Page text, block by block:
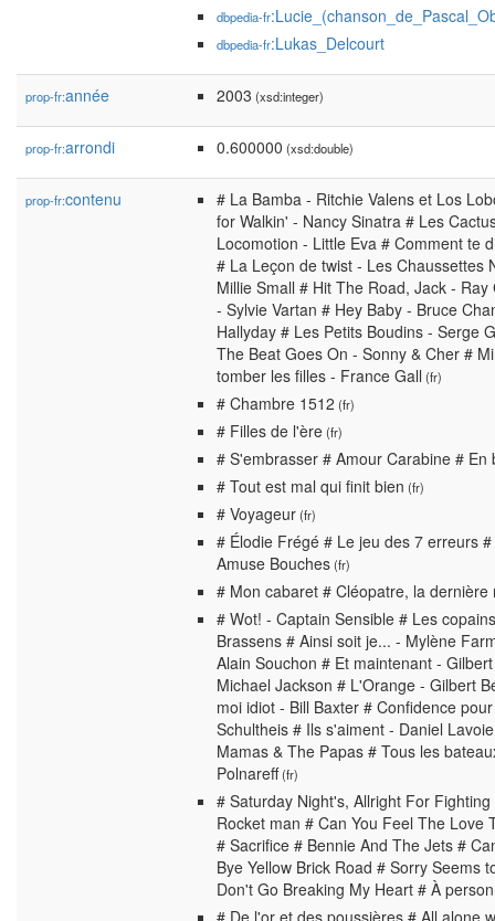
dbpedia-fr
dbpedia-fr:Lukas_Delcourt
prop-fr:année 2003 (xsd:integer)
prop-fr:arrondi 0.600000 (xsd:double)
prop-fr:contenu
# La Bamba - Ritchie Valens et Los
for Walkin' - Nancy Sinatra # Les
Locomotion - Little Eva # Comment te
# La Leçon de twist - Les Chaussettes
Millie Small # Hit The Road, Jack -
- Sylvie Vartan # Hey Baby - Bruce
Hallyday # Les Petits Boudins - Serge
The Beat Goes On - Sonny & Cher #
tomber les filles - France Gall (fr)
# Chambre 1512 (fr)
# Filles de l'ère(fr)
# S'embrasser # Amour Carabine # En
# Tout est mal qui finit bien (fr)
# Voyageur(fr)
# Élodie Frégé # Le jeu des 7 erreurs
Amuse Bouches(fr)
# Mon cabaret # Cléopatre, la dernière
# Wot! - Captain Sensible # Les
Brassens # Ainsi soit je... - Mylène
Alain Souchon # Et maintenant -
Michael Jackson # L'Orange - Gilbert
moi idiot - Bill Baxter # Confidence
Schultheis # Ils s'aiment - Daniel
Mamas & The Papas # Tous les
Polnareff(fr)
# Saturday Night's, Allright For
Rocket man # Can You Feel The Love
# Sacrifice # Bennie And The Jets #
Bye Yellow Brick Road # Sorry Seems
Don't Go Breaking My Heart # À
# De l'or et des poussières # All alone